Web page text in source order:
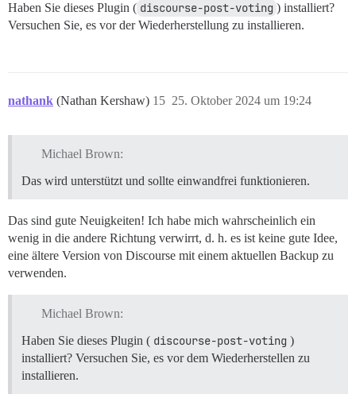
Haben Sie dieses Plugin ( discourse-post-voting ) installiert?
Versuchen Sie, es vor der Wiederherstellung zu installieren.
nathank (Nathan Kershaw) 25. Oktober 2024 um 19:24
15
Michael Brown:
Das wird unterstützt und sollte einwandfrei funktionieren.
Das sind gute Neuigkeiten! Ich habe mich wahrscheinlich ein
wenig in die andere Richtung verwirrt, d. h. es ist keine gute Idee,
eine ältere Version von Discourse mit einem aktuellen Backup zu
verwenden.
Michael Brown:
Haben Sie dieses Plugin ( discourse-post-voting )
installiert? Versuchen Sie, es vor dem Wiederherstellen zu
installieren.